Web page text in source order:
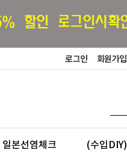
로그인 회원가입
일본선염체크 (수입